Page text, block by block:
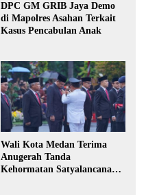
DPC GM GRIB Jaya Demo
di Mapolres Asahan Terkait
Kasus Pencabulan Anak
Wali Kota Medan Terima
Anugerah Tanda
Kehormatan Satyalancana